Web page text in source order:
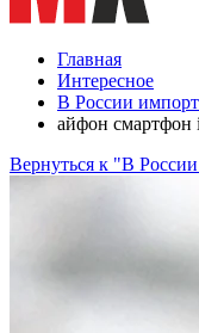
Главная
Интересное
В России
айфон смартфон
Вернуться к "В